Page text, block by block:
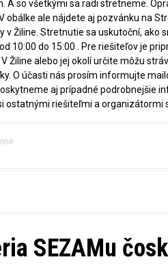
A so všetkými sa radi stretneme.
obálke ale nájdete aj pozvánku na
v Žiline. Stretnutie sa uskutoční, ako
10:00 do 15:00 . Pre riešiteľov je
Žiline alebo jej okolí určite môžu
O účasti nás prosím informujte
aj prípadné podrobnejšie
ostatnými riešiteľmi a organizátormi
SEZAMu